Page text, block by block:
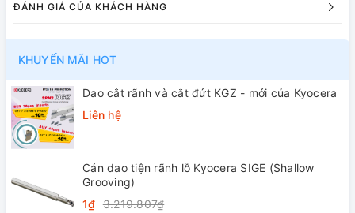
ĐÁNH GIÁ CỦA KHÁCH HÀNG
KHUYẾN MÃI HOT
Dao cắt rãnh và cắt đứt KGZ - mới của Kyocera
Liên hệ
Cán dao tiện rãnh lỗ Kyocera SIGE (Shallow
Grooving)
1₫ 3.219.807₫